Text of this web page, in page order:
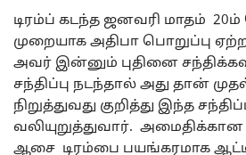
டிரம்ப் கடந்த ஜனவரி மாதம் 20ம்
முறையாக அதிபா பொறுப்பு
அவர் இன்னும் புதினை
சந்திப்பு நடந்தால் அது தான்
நிறுத்துவது குறித்து இந்த
வலியுறுத்துவார். அமைதிக்கான
ஆசை டிரம்பை பயங்கரமாக